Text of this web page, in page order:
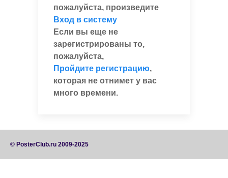
пожалуйста, произведите
Вход в систему
Если вы еще не
зарегистрированы то,
пожалуйста,
Пройдите регистрацию,
которая не отнимет у вас
много времени.
© PosterClub.ru 2009-2025